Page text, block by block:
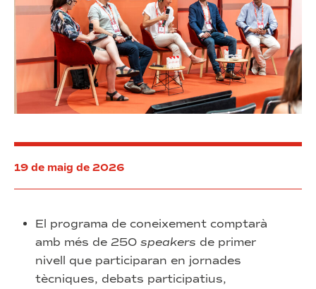
19 de maig de 2026
El programa de coneixement comptarà
amb més de 250 speakers de primer
nivell que participaran en jornades
tècniques, debats participatius,